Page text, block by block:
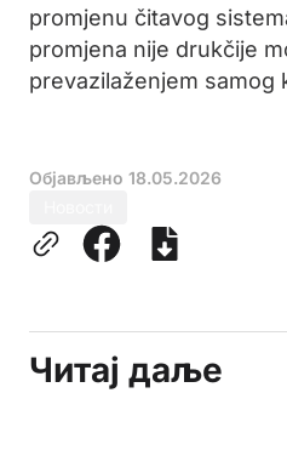
promjenu čitavog
promjena nije drukčije
prevazilaženjem samog
Објављено 18.05.2026
Читај даље